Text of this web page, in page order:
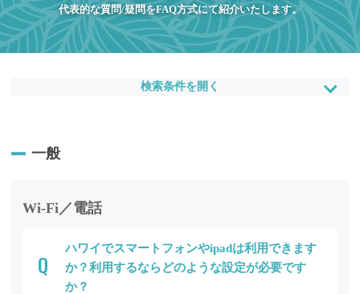
代表的な質問/疑問をFAQ方式にて紹介いたします。
一般
Wi-Fi／電話
Q
ハワイでスマートフォンやipadは利用できます
か？利用するならどのような設定が必要です
か？
検索条件を開く